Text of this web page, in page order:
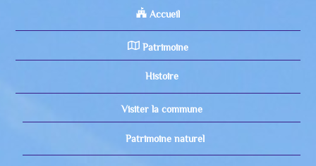
Accueil
Patrimoine
Histoire
Visiter la commune
Patrimoine naturel